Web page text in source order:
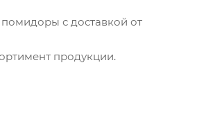
с доставкой от
продукции.